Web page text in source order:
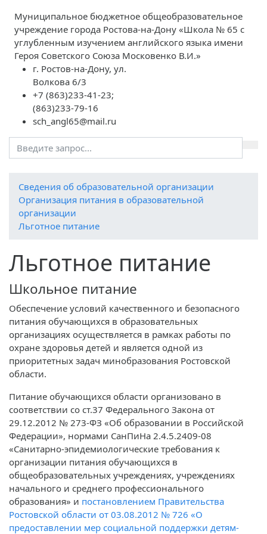
Муниципальное бюджетное общеобразовательное
учреждение города Ростова-на-Дону «Школа № 65 с
углубленным изучением английского языка имени
Героя Советского Союза Московенко В.И.»
г. Ростов-на-Дону, ул.
Волкова 6/3
+7 (863)233-41-23;
(863)233-79-16
sch_angl65@mail.ru
Cведения об образовательной организации
Организация питания в образовательной
организации
Льготное питание
Льготное питание
Школьное питание
Обеспечение условий качественного и безопасного
питания обучающихся в образовательных
организациях осуществляется в рамках работы по
охране здоровья детей и является одной из
приоритетных задач минобразования Ростовской
области.
Питание обучающихся области организовано в
соответствии со ст.37 Федерального Закона от
29.12.2012 № 273-ФЗ «Об образовании в Российской
Федерации», нормами СанПиНа 2.4.5.2409-08
«Санитарно-эпидемиологические требования к
организации питания обучающихся в
общеобразовательных учреждениях, учреждениях
начального и среднего профессионального
образования» и постановлением Правительства
Ростовской области от 03.08.2012 № 726 «О
предоставлении мер социальной поддержки детям-